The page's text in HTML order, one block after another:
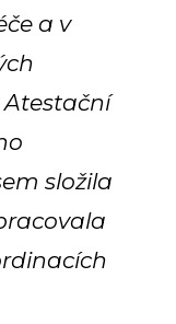
a v
složila